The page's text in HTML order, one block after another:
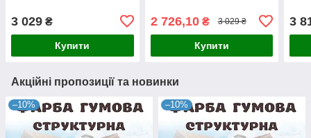
3 029 ₴
Купити
2 726,10₴ 3 029 ₴
Купити
3
Акційні пропозиції та новинки
–10% –10%